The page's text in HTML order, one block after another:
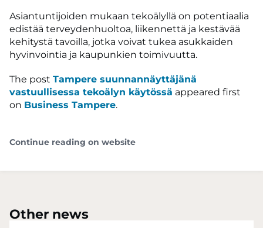
Asiantuntijoiden mukaan tekoälyllä on potentiaalia
edistää terveydenhuoltoa, liikennettä ja kestävää
kehitystä tavoilla, jotka voivat tukea asukkaiden
hyvinvointia ja kaupunkien toimivuutta.
The post Tampere suunnannäyttäjänä
vastuullisessa tekoälyn käytössä appeared first
on Business Tampere.
Continue reading on website
Other news